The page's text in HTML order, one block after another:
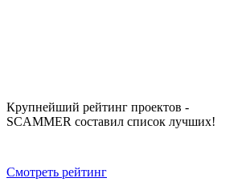
Крупнейший рейтинг проектов -
SCAMMER составил список лучших!
Смотреть рейтинг